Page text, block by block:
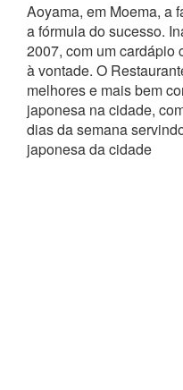
Aoyama, em Moema, a
a fórmula do sucesso.
2007, com um cardápio
à vontade. O
melhores e mais bem
japonesa na cidade,
dias da semana
japonesa da cidade